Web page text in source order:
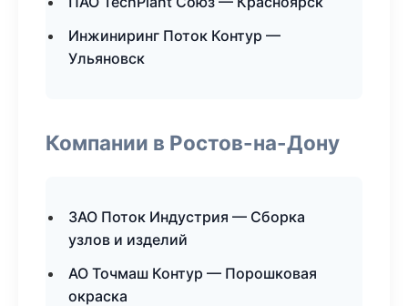
Инжиниринг Поток Контур —
Ульяновск
Компании в Ростов-на-Дону
ЗАО Поток Индустрия — Сборка
узлов и изделий
АО Точмаш Контур — Порошковая
окраска